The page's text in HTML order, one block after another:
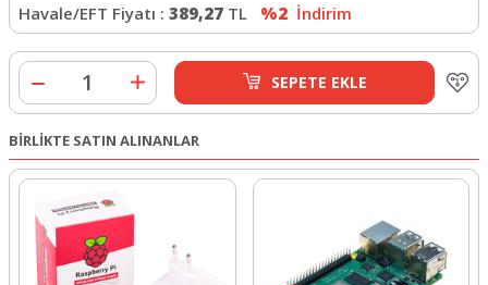
Havale/EFT Fiyatı : 389,27 TL %2 İndirim
SEPETE EKLE
BİRLİKTE SATIN ALINANLAR